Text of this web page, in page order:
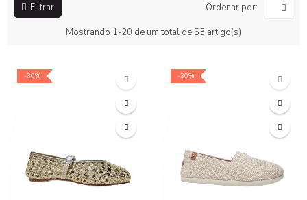
Filtrar Ordenar por:
Mostrando 1-20 de um total de 53 artigo(s)
-30% -30%